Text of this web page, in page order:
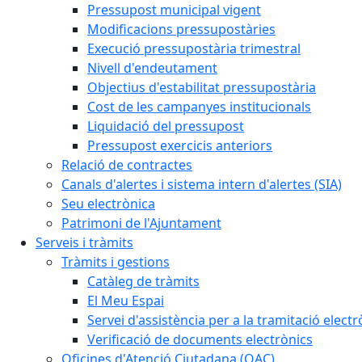
Pressupost municipal vigent
Modificacions pressupostàries
Execució pressupostària trimestral
Nivell d'endeutament
Objectius d'estabilitat pressupostària
Cost de les campanyes institucionals
Liquidació del pressupost
Pressupost exercicis anteriors
Relació de contractes
Canals d'alertes i sistema intern d'alertes (SIA)
Seu electrònica
Patrimoni de l'Ajuntament
Serveis i tràmits
Tràmits i gestions
Catàleg de tràmits
El Meu Espai
Servei d'assistència per a la tramitació
Verificació de documents electrònics